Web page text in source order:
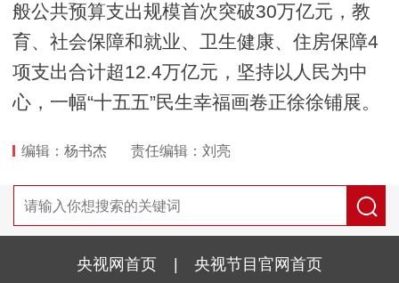
般公共预算支出规模首次突破30万亿元，教
育、社会保障和就业、卫生健康、住房保障4
项支出合计超12.4万亿元，坚持以人民为中
心，一幅“十五五”民生幸福画卷正徐徐铺展。
编辑：杨书杰 责任编辑：刘亮
央视网首页 | 央视节目官网首页